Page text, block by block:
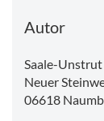
Autor
Saale-
Neuer
06618